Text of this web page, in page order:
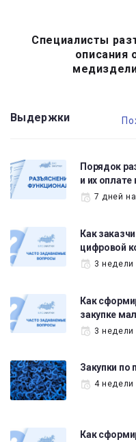
Специалисты
описания
Выдержки
Порядок
и их оплате
7 дней
Как
цифровой
3 недели
Как
закупке
3 недели
Закупки по
4 недели
Как